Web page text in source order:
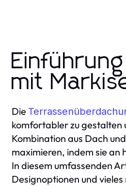
mit
Die
komfortabler zu gestalten
Kombination aus Dach
maximieren, indem sie an
In diesem umfassenden
Designoptionen und